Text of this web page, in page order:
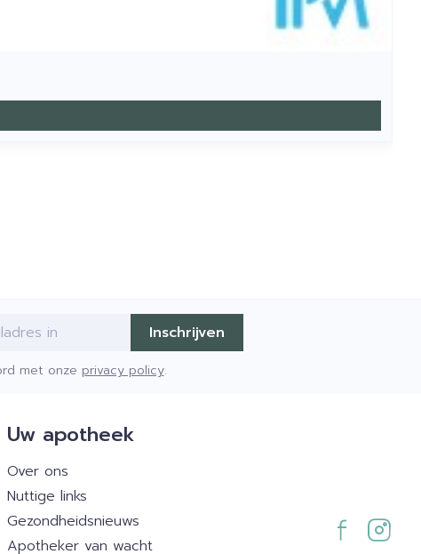
Inschrijven
met onze privacy policy.
Uw apotheek
Over ons
Nuttige links
Gezondheidsnieuws
Apotheker van wacht